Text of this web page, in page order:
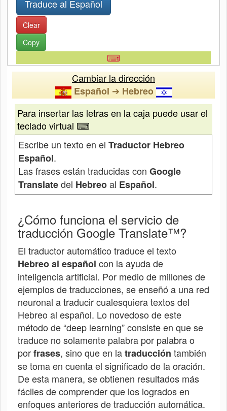
Clear
Copy
⌨
Cambiar la dirección
Español ➔ Hebreo
Para insertar las letras en la caja puede usar el
teclado virtual ⌨
Escribe un texto en el Traductor Hebreo
Español.
Las frases están traducidas con Google
Translatedel Hebreoal Español.
¿Cómo funciona el servicio de
traducción Google Translate™?
El traductor automático traduce el texto
Hebreoal español con la ayuda de
inteligencia artificial. Por medio de millones de
ejemplos de traducciones, se enseñó a una red
neuronal a traducir cualesquiera textos del
Hebreo al español. Lo novedoso de este
método de “deep learning” consiste en que se
traduce no solamente palabra por palabra o
porfrases, sino que en latraducción también
se toma en cuenta el significado de la oración.
De esta manera, se obtienen resultados más
fáciles de comprender que los logrados en
enfoques anteriores de traducción automática.